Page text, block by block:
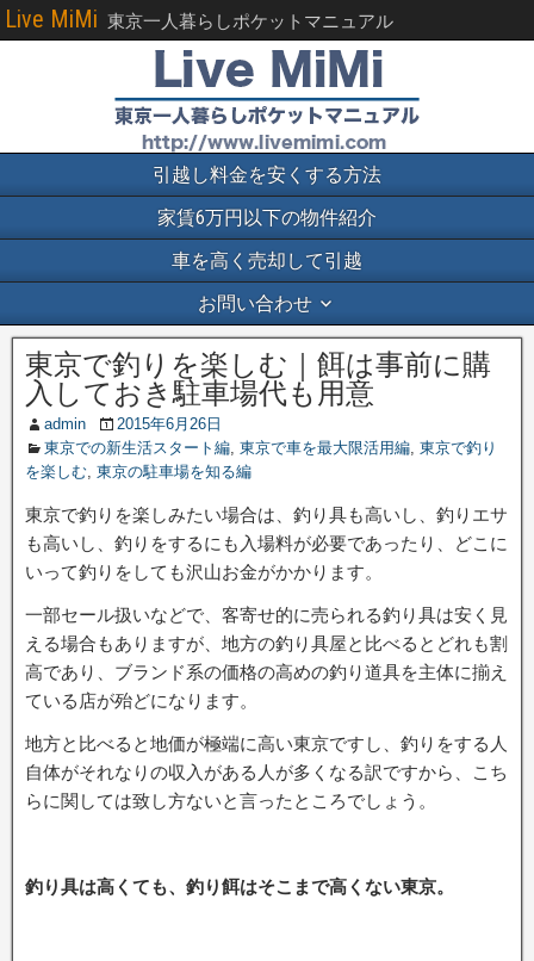
Live MiMi 東京一人暮らしポケットマニュアル
引越し料金を安くする方法
家賃6万円以下の物件紹介
車を高く売却して引越
お問い合わせ
東京で釣りを楽しむ｜餌は事前に購
入しておき駐車場代も用意
admin
2015年6月26日
東京での新生活スタート編, 東京で車を最大限活用編, 東京で釣り
を楽しむ, 東京の駐車場を知る編
東京で釣りを楽しみたい場合は、釣り具も高いし、釣りエサ
も高いし、釣りをするにも入場料が必要であったり、どこに
いって釣りをしても沢山お金がかかります。
一部セール扱いなどで、客寄せ的に売られる釣り具は安く見
える場合もありますが、地方の釣り具屋と比べるとどれも割
高であり、ブランド系の価格の高めの釣り道具を主体に揃え
ている店が殆どになります。
地方と比べると地価が極端に高い東京ですし、釣りをする人
自体がそれなりの収入がある人が多くなる訳ですから、こち
らに関しては致し方ないと言ったところでしょう。
釣り具は高くても、釣り餌はそこまで高くない東京。